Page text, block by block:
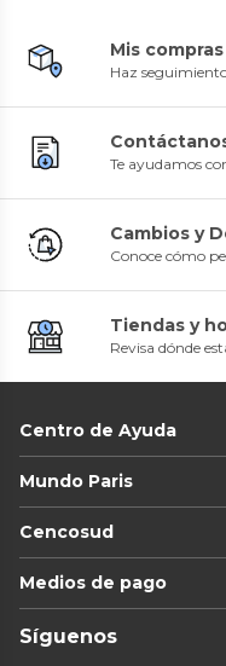
Mis compras
Haz
Te ayudamos
Cambios y
Conoce cómo
Tiendas y
Revisa dónde
Centro de Ayuda
Mundo Paris
Cencosud
Medios de pago
Síguenos